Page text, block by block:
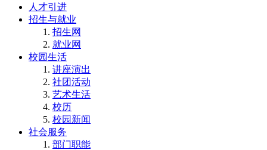
人才引进
招生与就业
招生网
就业网
校园生活
讲座演出
社团活动
艺术生活
校历
校园新闻
社会服务
部门职能